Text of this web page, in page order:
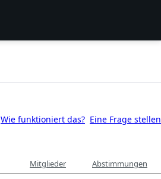
Wie funktioniert das? Eine Frage stellen
Mitglieder Abstimmungen